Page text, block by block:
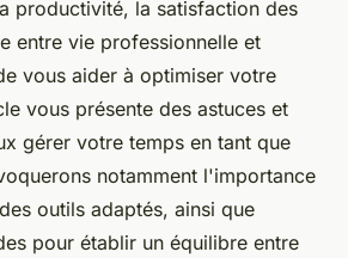
productivité, la satisfaction des
entre vie professionnelle et
vous aider à optimiser votre
vous présente des astuces et
gérer votre temps en tant que
notamment l'importance
outils adaptés, ainsi que
pour établir un équilibre entre